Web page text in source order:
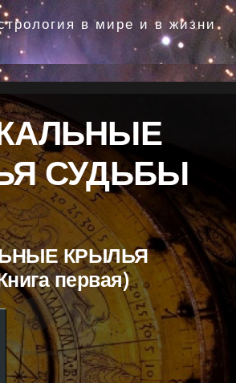
в мире и в жизни
СУДЬБЫ
КРЫЛЬЯ
первая)